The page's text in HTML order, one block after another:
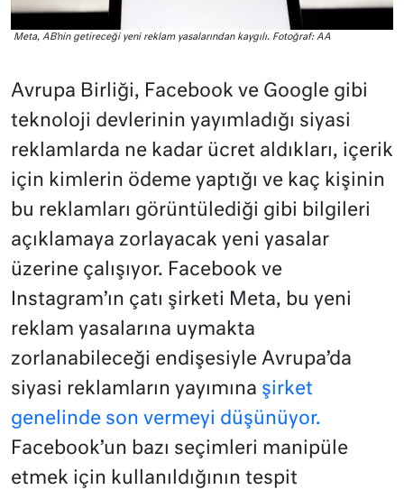
Meta, AB’nin getireceği yeni reklam yasalarından kaygılı. Fotoğraf: AA
Avrupa Birliği, Facebook ve Google gibi
teknoloji devlerinin yayımladığı siyasi
reklamlarda ne kadar ücret aldıkları, içerik
için kimlerin ödeme yaptığı ve kaç kişinin
bu reklamları görüntülediği gibi bilgileri
açıklamaya zorlayacak yeni yasalar
üzerine çalışıyor. Facebook ve
Instagram’ın çatı şirketi Meta, bu yeni
reklam yasalarına uymakta
zorlanabileceği endişesiyle Avrupa’da
siyasi reklamların yayımına şirket
genelinde son vermeyi düşünüyor.
Facebook’un bazı seçimleri manipüle
etmek için kullanıldığının tespit